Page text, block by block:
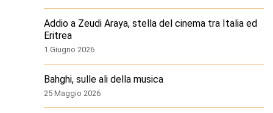
Addio a Zeudi Araya, stella del cinema tra Italia ed
Eritrea
1 Giugno 2026
Bahghi, sulle ali della musica
25 Maggio 2026